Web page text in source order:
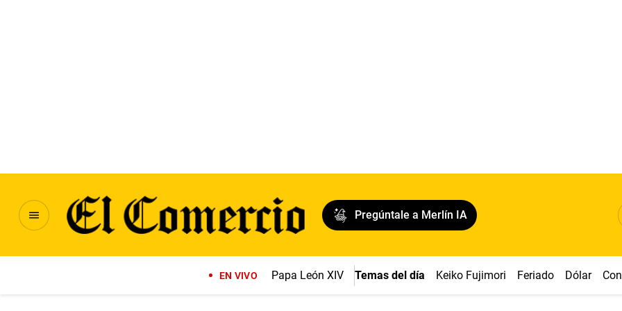
Pregúntale a Merlín IA
EN VIVO Papa León XIV Temas del día Keiko Fujimori Feriado Dólar